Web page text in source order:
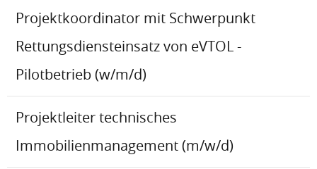
Projektkoordinator mit Schwerpunkt
Rettungsdiensteinsatz von eVTOL -
Pilotbetrieb (w/m/d)
Projektleiter technisches
Immobilienmanagement (m/w/d)